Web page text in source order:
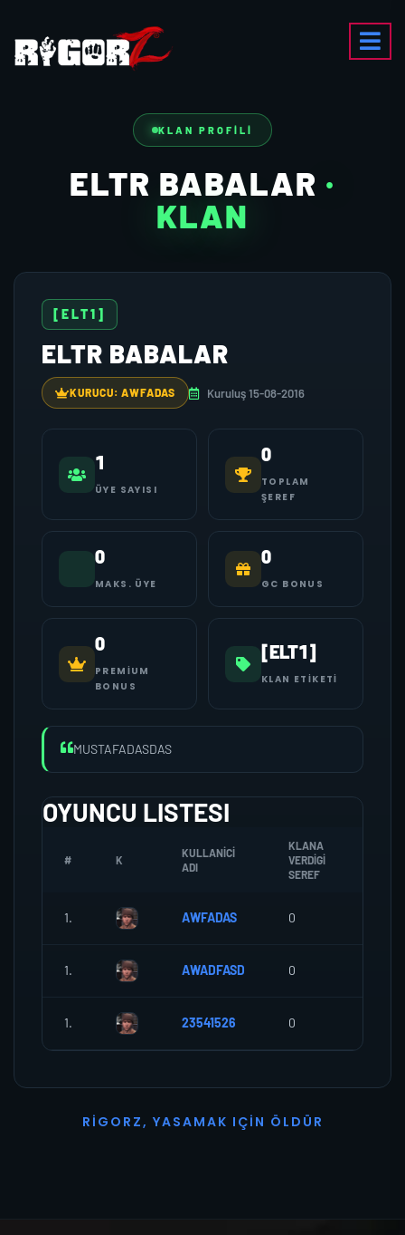
KLAN PROFILI
ELTR BABALAR ·
KLAN
[ELT1]
ELTR BABALAR
KURUCU: AWFADAS Kuruluş 15-08-2016
1
ÜYE SAYISI
0
TOPLAM
ŞEREF
0
MAKS. ÜYE
0
GC BONUS
0
PREMIUM
BONUS
[ELT1]
KLAN ETIKETI
MUSTAFADASDAS
OYUNCU LISTESI
# K
KULLANICI
ADI
KLANA
VERDIGI
SEREF
1. AWFADAS 0
1. AWADFASD 0
1. 23541526 0
R I G O R Z, YASAMAK I ÇI N Ö L D Ü R